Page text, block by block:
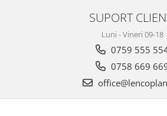
SUPORT
Luni - Vineri 09-18
0759 555
0758 669